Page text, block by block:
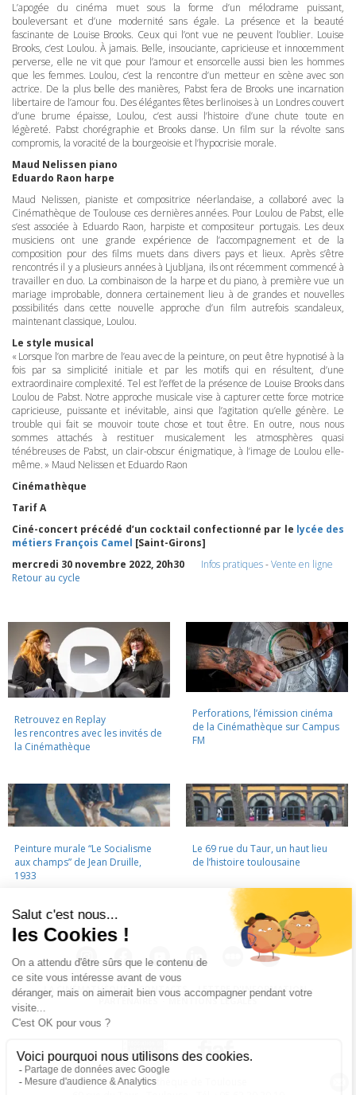
L’apogée du cinéma muet sous la forme d’un mélodrame puissant,
bouleversant et d’une modernité sans égale. La présence et la beauté
fascinante de Louise Brooks. Ceux qui l’ont vue ne peuvent l’oublier. Louise
Brooks, c’est Loulou. À jamais. Belle, insouciante, capricieuse et innocemment
perverse, elle ne vit que pour l’amour et ensorcelle aussi bien les hommes
que les femmes. Loulou, c’est la rencontre d’un metteur en scène avec son
actrice. De la plus belle des manières, Pabst fera de Brooks une incarnation
libertaire de l’amour fou. Des élégantes fêtes berlinoises à un Londres couvert
d’une brume épaisse, Loulou, c’est aussi l’histoire d’une chute toute en
légèreté. Pabst chorégraphie et Brooks danse. Un film sur la révolte sans
compromis, la voracité de la bourgeoisie et l’hypocrisie morale.
Maud Nelissen piano
Eduardo Raon harpe
Maud Nelissen, pianiste et compositrice néerlandaise, a collaboré avec la
Cinémathèque de Toulouse ces dernières années. Pour Loulou de Pabst, elle
s’est associée à Eduardo Raon, harpiste et compositeur portugais. Les deux
musiciens ont une grande expérience de l’accompagnement et de la
composition pour des films muets dans divers pays et lieux. Après s’être
rencontrés il y a plusieurs années à Ljubljana, ils ont récemment commencé à
travailler en duo. La combinaison de la harpe et du piano, à première vue un
mariage improbable, donnera certainement lieu à de grandes et nouvelles
possibilités dans cette nouvelle approche d’un film autrefois scandaleux,
maintenant classique, Loulou.
Le style musical
« Lorsque l’on marbre de l’eau avec de la peinture, on peut être hypnotisé à la
fois par sa simplicité initiale et par les motifs qui en résultent, d’une
extraordinaire complexité. Tel est l’effet de la présence de Louise Brooks dans
Loulou de Pabst. Notre approche musicale vise à capturer cette force motrice
capricieuse, puissante et inévitable, ainsi que l’agitation qu’elle génère. Le
trouble qui fait se mouvoir toute chose et tout être. En outre, nous nous
sommes attachés à restituer musicalement les atmosphères quasi
ténébreuses de Pabst, un clair-obscur énigmatique, à l’image de Loulou elle-
même. » Maud Nelissen et Eduardo Raon
Cinémathèque
Tarif A
Ciné-concert précédé d’un cocktail confectionné par le lycée des
métiers François Camel [Saint-Girons]
mercredi 30 novembre 2022, 20h30
Infos pratiques-Vente en ligne
Retour au cycle
Retrouvez en Replay
les rencontres avec les invités de
la Cinémathèque
Perforations, l’émission cinéma
de la Cinémathèque sur Campus
FM
Peinture murale “Le Socialisme
aux champs” de Jean Druille,
1933
Le 69 rue du Taur, un haut lieu
de l’histoire toulousaine
LA CINÉMATHÈQUE · CONTACTS · LETTRE D'INFORMATION ·
MENTIONS LÉGALES
La Cinémathèque de Toulouse